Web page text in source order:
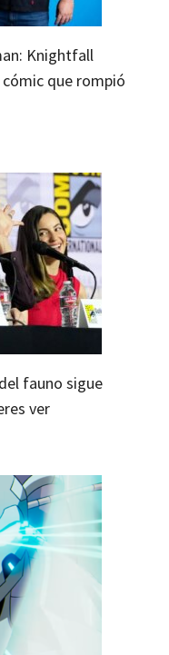
Knightfall
que rompió
fauno sigue
ver